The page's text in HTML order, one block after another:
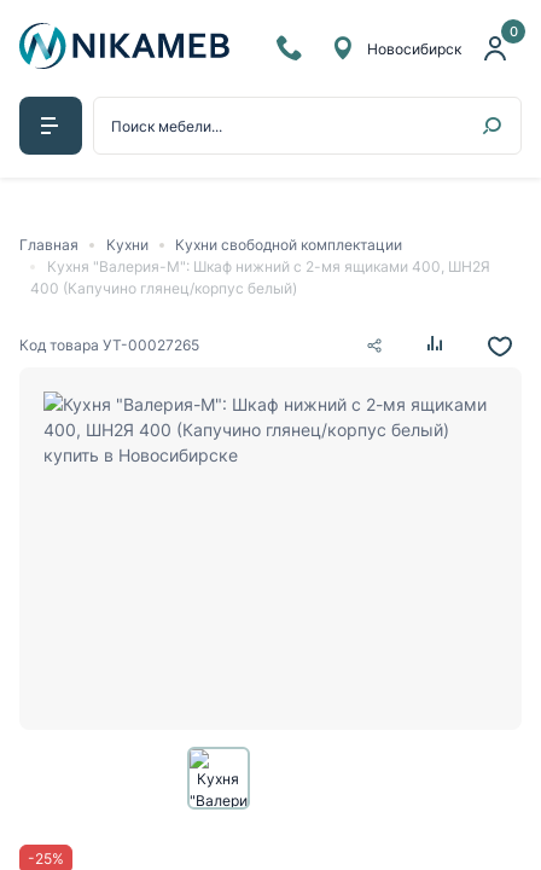
0
Новосибирск
Главная Кухни
Кухни свободной комплектации
Кухня "Валерия-М": Шкаф нижний с 2-мя ящиками 400, ШН2Я
400 (Капучино глянец/корпус белый)
Код товара УТ-00027265
-25%